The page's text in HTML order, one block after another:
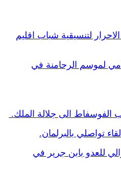
لتنسيقية شباب اقليم
لموسم الرحامنة في
الى جلالة الملك.
تواصلي بالبرلمان.
للعدو بابن جرير في